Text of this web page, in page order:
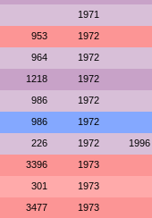
1971
953 1972
964 1972
1218 1972
986 1972
986 1972
226 1972 1996
3396 1973
301 1973
3477 1973